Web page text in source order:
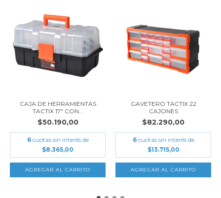
CAJA DE HERRAMIENTAS
TACTIX 17" CON...
$50.190,00
6 cuotas sin interés de
$8.365,00
GAVETERO TACTIX 22
CAJONES
$82.290,00
6 cuotas sin interés de
$13.715,00